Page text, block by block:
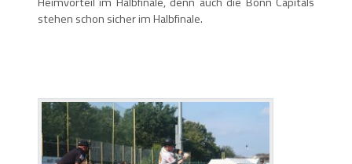
stehen schon sicher im Halbfinale.